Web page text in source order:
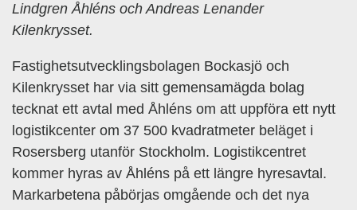
Lindgren Åhléns och Andreas Lenander
Kilenkrysset.
Fastighetsutvecklingsbolagen Bockasjö och
Kilenkrysset har via sitt gemensamägda bolag
tecknat ett avtal med Åhléns om att uppföra ett nytt
logistikcenter om 37 500 kvadratmeter beläget i
Rosersberg utanför Stockholm. Logistikcentret
kommer hyras av Åhléns på ett längre hyresavtal.
Markarbetena påbörjas omgående och det nya